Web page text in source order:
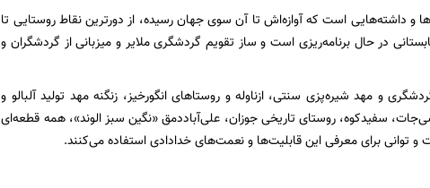
و داشته‌هایی است که آوازه‌اش تا آن سوی جهان رسیده، از دورترین نقاط روستایی تا
در حال برنامه‌ریزی است و ساز تقویم گردشگری ملایر و میزبانی از گردشگران و
و مهد شیره‌پزی سنتی، ازناوله و روستاهای انگورخیز، زنگنه مهد تولید آلبالو و
سفیدکوه، روستای تاریخی جوزان، علی‌آباددمق «نگین سبز الوند»، همه قطعه‌ای
توانی برای معرفی این قابلیت‌ها و نعمت‌های خدادادی استفاده می‌کنند.